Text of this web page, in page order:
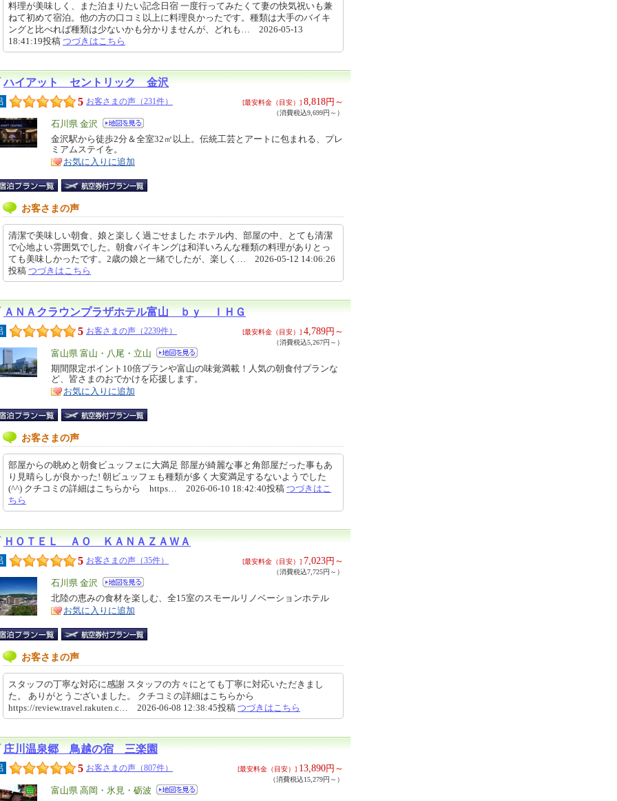
料理が美味しく、また泊まりたい記念日宿 一度行ってみたくて妻の快気祝いも兼
ねて初めて宿泊。他の方の口コミ以上に料理良かったです。種類は大手のバイキ
ングと比べれば種類は少ないかも分かりませんが、どれも… 2026-05-13
18:41:19投稿 つづきはこちら
ハイアット セントリック 金沢
5 お客さまの声（231件） [最安料金（目安）] 8,818円～
（消費税込9,699円～）
エ
リ
ア
石川県 金沢
特
徴
金沢駅から徒歩2分＆全室32㎡以上。伝統工芸とアートに包まれる、プレ
ミアムステイを。
お気に入りに追加
お客さまの声
清潔で美味しい朝食、娘と楽しく過ごせました ホテル内、部屋の中、とても清潔
で心地よい雰囲気でした。朝食バイキングは和洋いろんな種類の料理がありとっ
ても美味しかったです。2歳の娘と一緒でしたが、楽しく… 2026-05-12 14:06:26
投稿 つづきはこちら
ＡＮＡクラウンプラザホテル富山 ｂｙ ＩＨＧ
5 お客さまの声（2239件） [最安料金（目安）] 4,789円～
（消費税込5,267円～）
エ
リ
ア
富山県 富山・八尾・立山
特
徴
期間限定ポイント10倍プランや富山の味覚満載！人気の朝食付プランな
ど、皆さまのおでかけを応援します。
お気に入りに追加
お客さまの声
部屋からの眺めと朝食ビュッフェに大満足 部屋が綺麗な事と角部屋だった事もあ
り見晴らしが良かった! 朝ビュッフェも種類が多く大変満足するないようでした
(^^) クチコミの詳細はこちらから https… 2026-06-10 18:42:40投稿 つづきはこ
ちら
ＨＯＴＥＬ ＡＯ ＫＡＮＡＺＡＷＡ
5 お客さまの声（35件） [最安料金（目安）] 7,023円～
（消費税込7,725円～）
エ
リ
ア
石川県 金沢
特
徴
北陸の恵みの食材を楽しむ、全15室のスモールリノベーションホテル
お気に入りに追加
お客さまの声
スタッフの丁寧な対応に感謝 スタッフの方々にとても丁寧に対応いただきまし
た。 ありがとうございました。 クチコミの詳細はこちらから
https://review.travel.rakuten.c… 2026-06-08 12:38:45投稿 つづきはこちら
庄川温泉郷 鳥越の宿 三楽園
5 お客さまの声（807件） [最安料金（目安）] 13,890円～
（消費税込15,279円～）
エ
富山県 高岡・氷見・砺波